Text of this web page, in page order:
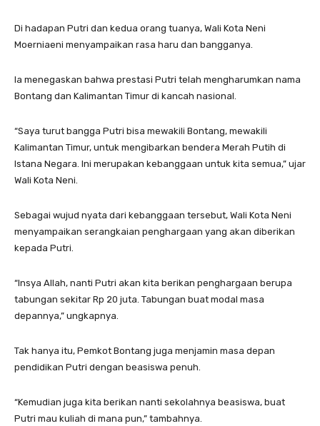
Di hadapan Putri dan kedua orang tuanya, Wali Kota Neni
Moerniaeni menyampaikan rasa haru dan bangganya.
la menegaskan bahwa prestasi Putri telah mengharumkan nama
Bontang dan Kalimantan Timur di kancah nasional.
“Saya turut bangga Putri bisa mewakili Bontang, mewakili
Kalimantan Timur, untuk mengibarkan bendera Merah Putih di
Istana Negara. Ini merupakan kebanggaan untuk kita semua,” ujar
Wali Kota Neni.
Sebagai wujud nyata dari kebanggaan tersebut, Wali Kota Neni
menyampaikan serangkaian penghargaan yang akan diberikan
kepada Putri.
“Insya Allah, nanti Putri akan kita berikan penghargaan berupa
tabungan sekitar Rp 20 juta. Tabungan buat modal masa
depannya,” ungkapnya.
Tak hanya itu, Pemkot Bontang juga menjamin masa depan
pendidikan Putri dengan beasiswa penuh.
“Kemudian juga kita berikan nanti sekolahnya beasiswa, buat
Putri mau kuliah di mana pun,” tambahnya.